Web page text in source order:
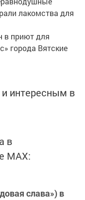
лакомства для
в приют для
города Вятские
интересным в
в
MАХ:
слава») в